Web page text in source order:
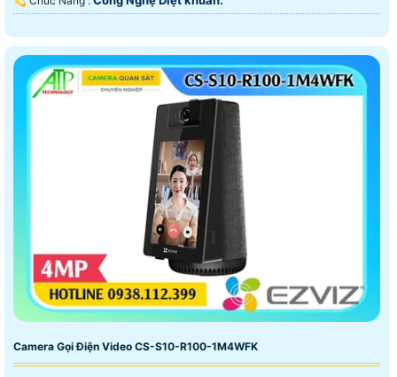
Camera Gọi Điện Video CS-S10-R100-1M4WFK